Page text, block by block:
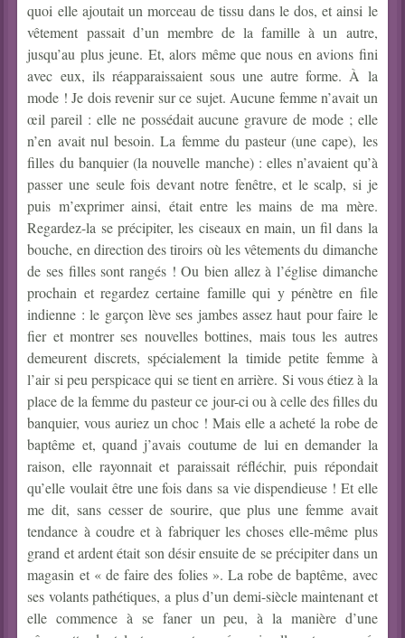
quoi elle ajoutait un morceau de tissu dans le dos, et ainsi le
vêtement passait d’un membre de la famille à un autre,
jusqu’au plus jeune. Et, alors même que nous en avions fini
avec eux, ils réapparaissaient sous une autre forme. À la
mode ! Je dois revenir sur ce sujet. Aucune femme n’avait un
œil pareil : elle ne possédait aucune gravure de mode ; elle
n’en avait nul besoin. La femme du pasteur (une cape), les
filles du banquier (la nouvelle manche) : elles n’avaient qu’à
passer une seule fois devant notre fenêtre, et le scalp, si je
puis m’exprimer ainsi, était entre les mains de ma mère.
Regardez-la se précipiter, les ciseaux en main, un fil dans la
bouche, en direction des tiroirs où les vêtements du dimanche
de ses filles sont rangés ! Ou bien allez à l’église dimanche
prochain et regardez certaine famille qui y pénètre en file
indienne : le garçon lève ses jambes assez haut pour faire le
fier et montrer ses nouvelles bottines, mais tous les autres
demeurent discrets, spécialement la timide petite femme à
l’air si peu perspicace qui se tient en arrière. Si vous étiez à la
place de la femme du pasteur ce jour-ci ou à celle des filles du
banquier, vous auriez un choc ! Mais elle a acheté la robe de
baptême et, quand j’avais coutume de lui en demander la
raison, elle rayonnait et paraissait réfléchir, puis répondait
qu’elle voulait être une fois dans sa vie dispendieuse ! Et elle
me dit, sans cesser de sourire, que plus une femme avait
tendance à coudre et à fabriquer les choses elle-même plus
grand et ardent était son désir ensuite de se précipiter dans un
magasin et « de faire des folies ». La robe de baptême, avec
ses volants pathétiques, a plus d’un demi-siècle maintenant et
elle commence à se faner un peu, à la manière d’une